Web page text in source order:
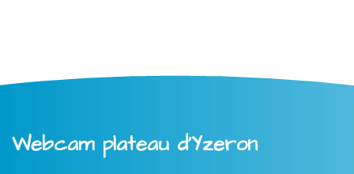
Webcam plateau d'Yzeron